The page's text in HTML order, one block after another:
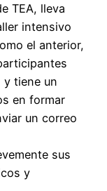
TEA, lleva
intensivo
el anterior,
tiene un
en formar
un correo
sus
y